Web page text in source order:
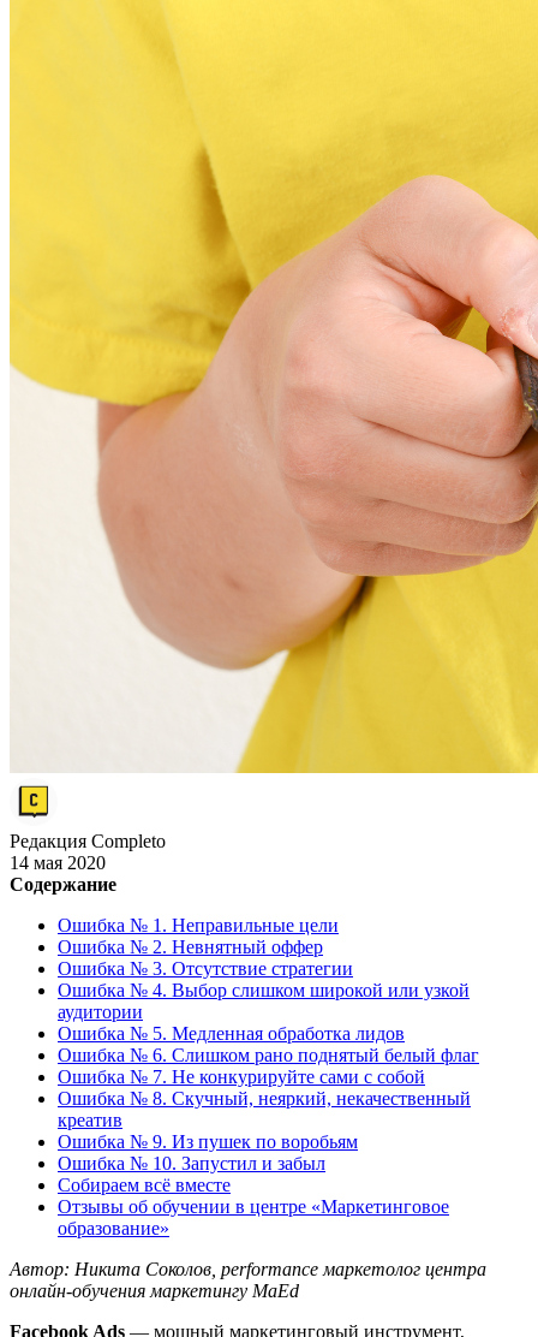
Редакция Completo
14 мая 2020
Содержание
Ошибка № 1. Неправильные цели
Ошибка № 2. Невнятный оффер
Ошибка № 3. Отсутствие стратегии
Ошибка № 4. Выбор слишком широкой или узкой
аудитории
Ошибка № 5. Медленная обработка лидов
Ошибка № 6. Слишком рано поднятый белый флаг
Ошибка № 7. Не конкурируйте сами с собой
Ошибка № 8. Скучный, неяркий, некачественный
креатив
Ошибка № 9. Из пушек по воробьям
Ошибка № 10. Запустил и забыл
Собираем всё вместе
Отзывы об обучении в центре «Маркетинговое
образование»
Автор: Никита Соколов, performance маркетолог центра
онлайн-обучения маркетингу MaEd
Facebook Ads — мощный маркетинговый инструмент,